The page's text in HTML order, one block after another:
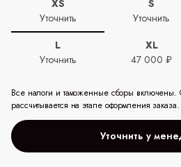
XS
Уточнить
S
Уточнить
L
Уточнить
XL
47 000 ₽
Все налоги и таможенные сборы включены.
рассчитывается на этапе оформления заказа.
Уточнить у